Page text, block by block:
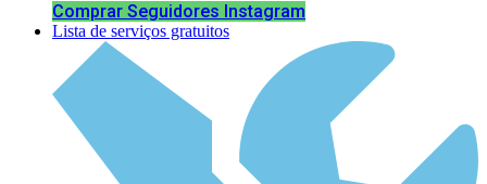
Comprar Seguidores Instagram
Lista de serviços gratuitos